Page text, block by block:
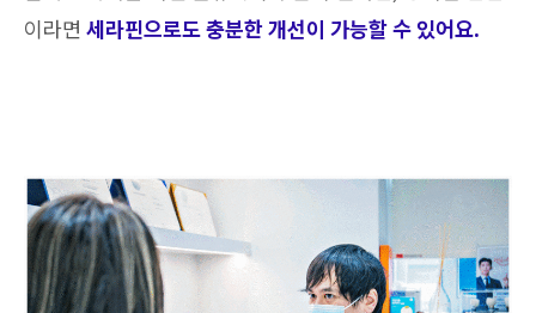
이라면 세라핀으로도 충분한 개선이 가능할 수 있어요.